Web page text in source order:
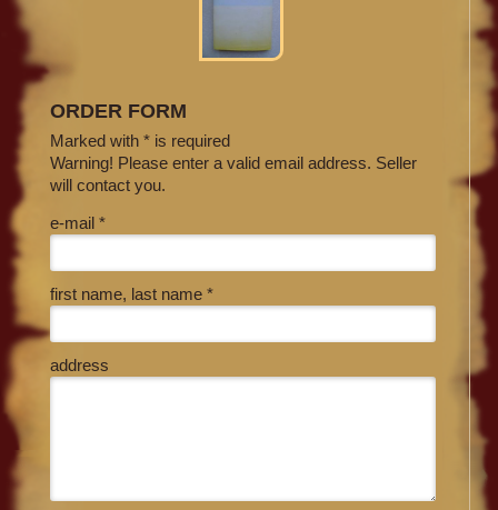
ORDER FORM
Marked with * is required
Warning! Please enter a valid email address. Seller
will contact you.
e-mail *
first name, last name *
address